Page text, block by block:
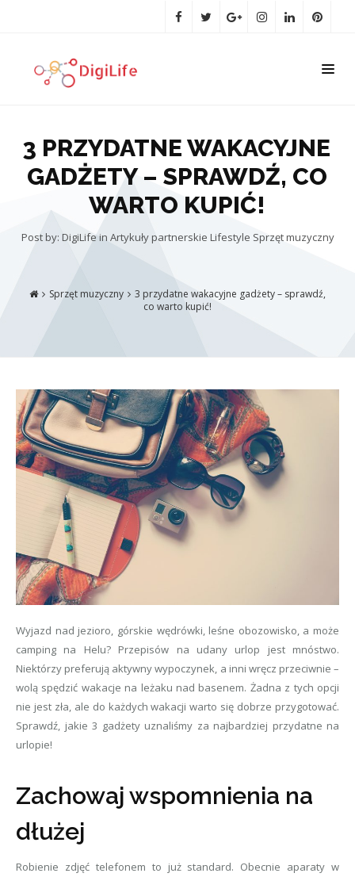
3 PRZYDATNE WAKACYJNE
GADŻETY – SPRAWDŹ, CO
WARTO KUPIĆ!
Post by: DigiLifein Artykuły partnerskie Lifestyle Sprzęt muzyczny
Sprzęt muzyczny
3 przydatne wakacyjne gadżety – sprawdź,
co warto kupić!
Wyjazd nad jezioro, górskie wędrówki, leśne obozowisko, a może
camping na Helu? Przepisów na udany urlop jest mnóstwo.
Niektórzy preferują aktywny wypoczynek, a inni wręcz przeciwnie –
wolą spędzić wakacje na leżaku nad basenem. Żadna z tych opcji
nie jest zła, ale do każdych wakacji warto się dobrze przygotować.
Sprawdź, jakie 3 gadżety uznaliśmy za najbardziej przydatne na
urlopie!
Zachowaj wspomnienia na
dłużej
Robienie zdjęć telefonem to już standard. Obecnie aparaty w